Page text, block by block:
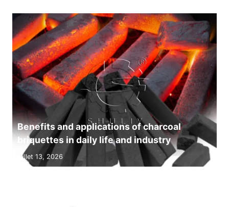
Benefits and applications of charcoal
briquettes in daily life and industry
juillet 13, 2026